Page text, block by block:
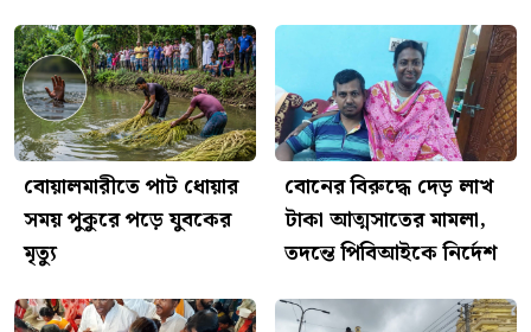
বোয়ালমারীতে পাট ধোয়ার
সময় পুকুরে পড়ে যুবকের
মৃত্যু
বোনের বিরুদ্ধে দেড় লাখ
টাকা আত্মসাতের মামলা,
তদন্তে পিবিআইকে নির্দেশ